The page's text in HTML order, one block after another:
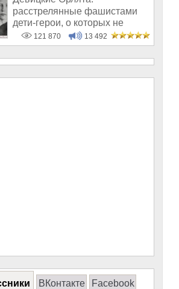
расстрелянные фашистами
дети-герои, о которых не
рассказывают в шк
121 870 13 492
ВКонтакте Facebook